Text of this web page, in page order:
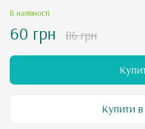
В наявності
60 грн 86 грн
Купити в